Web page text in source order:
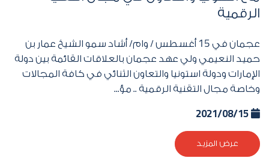
الرقمية
عجمان في15 أغسطس / وام/ أشاد سمو الشيخ عمار بن
حميد النعيمي ولي عهد عجمان بالعلاقات القائمة بين دولة
الإمارات ودولة استونيا والتعاون الثنائي في كافة المجالات
وخاصة مجال التقنية الرقمية .. مؤ...
عرض المزيد